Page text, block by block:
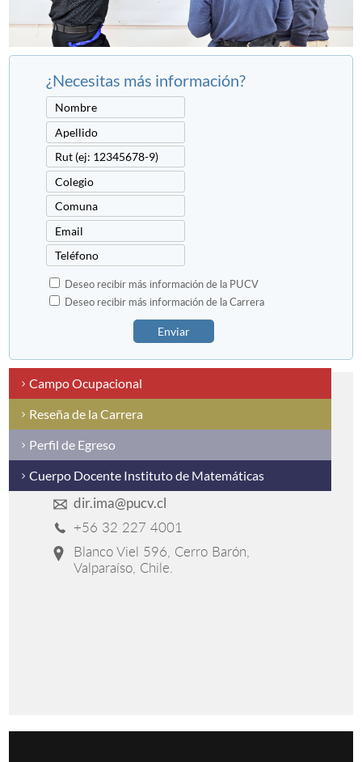
¿Necesitas más información?
Deseo recibir más información de la PUCV
Deseo recibir más información de la Carrera
Enviar
Campo Ocupacional
Reseña de la Carrera
Perfil de Egreso
Cuerpo Docente Instituto de Matemáticas
dir.ima@pucv.cl
+56 32 227 4001
Blanco Viel 596, Cerro Barón,
Valparaíso, Chile.